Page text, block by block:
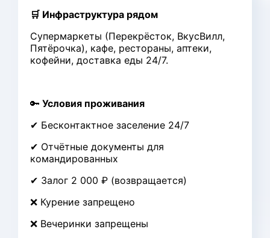
🛒 Инфраструктура рядом
Супермаркеты (Перекрёсток, ВкусВилл,
Пятёрочка), кафе, рестораны, аптеки,
кофейни, доставка еды 24/7.
🔑 Условия проживания
✔ Бесконтактное заселение 24/7
✔ Отчётные документы для
командированных
✔ Залог 2 000 ₽ (возвращается)
❌ Курение запрещено
❌ Вечеринки запрещены